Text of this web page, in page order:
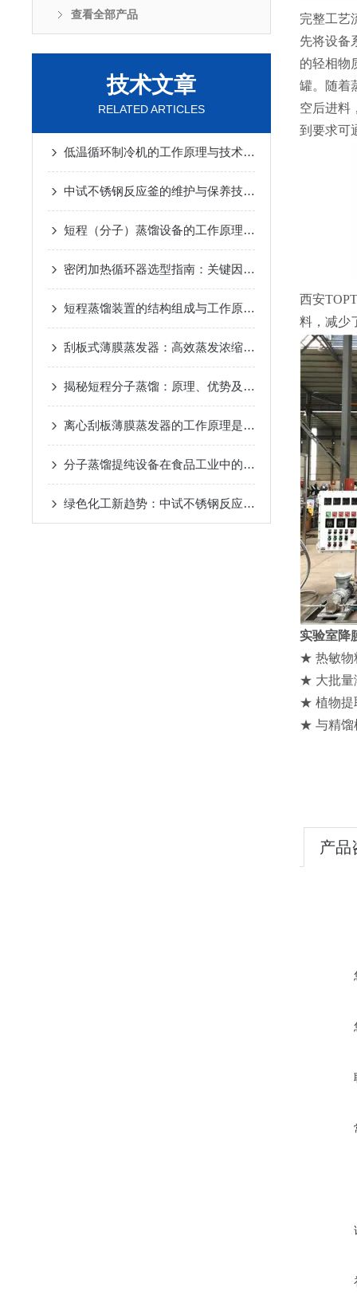
查看全部产品
技术文章
RELATED ARTICLES
低温循环制冷机的工作原理与技术优势
中试不锈钢反应釜的维护与保养技巧
短程（分子）蒸馏设备的工作原理及应用
密闭加热循环器选型指南：关键因素与考量
短程蒸馏装置的结构组成与工作原理 2024-10-17
刮板式薄膜蒸发器：高效蒸发浓缩设备的深度解析
揭秘短程分子蒸馏：原理、优势及未来发展趋势 2024-
离心刮板薄膜蒸发器的工作原理是什么？ 2024-08-27
分子蒸馏提纯设备在食品工业中的应用 2024-08-22
绿色化工新趋势：中试不锈钢反应釜的环保应用 2024-
完整工艺
先将设备
的轻相物
罐。随着
空后进料
到要求可
西安
料，减少
实验室降
★ 热敏物
★ 大批量
★ 植物提
★ 与精馏
产品